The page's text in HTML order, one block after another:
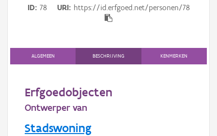
Waarneming
Gebeurtenis
Persoon of collectief
Downloads
Hergebruik
Aanmelden
ID 78 URI https://id.erfgoed.net/personen/78
ALGEMEEN BESCHRIJVING KENMERKEN
Erfgoedobjecten
Ontwerper van
Stadswoning